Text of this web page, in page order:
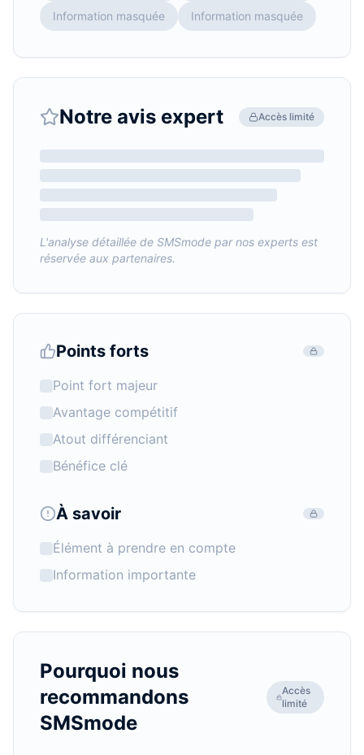
Information masquée Information masquée
Notre avis expert Accès limité
L'analyse détaillée de SMSmode par nos experts est
réservée aux partenaires.
Points forts
Point fort majeur
Avantage compétitif
Atout différenciant
Bénéfice clé
À savoir
Élément à prendre en compte
Information importante
Pourquoi nous
recommandons
SMSmode
Accès
limité